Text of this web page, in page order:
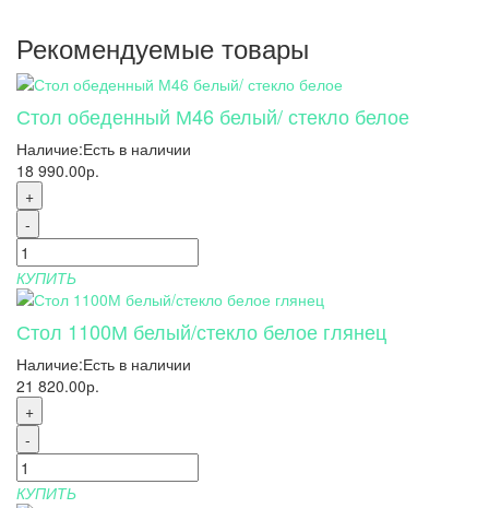
Рекомендуемые товары
Стол обеденный М46 белый/ стекло белое
Наличие:Есть в наличии
18 990.00р.
+
-
КУПИТЬ
Стол 1100М белый/стекло белое глянец
Наличие:Есть в наличии
21 820.00р.
+
-
КУПИТЬ